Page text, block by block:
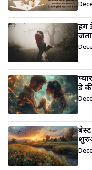
हग
डे
बेस्ट